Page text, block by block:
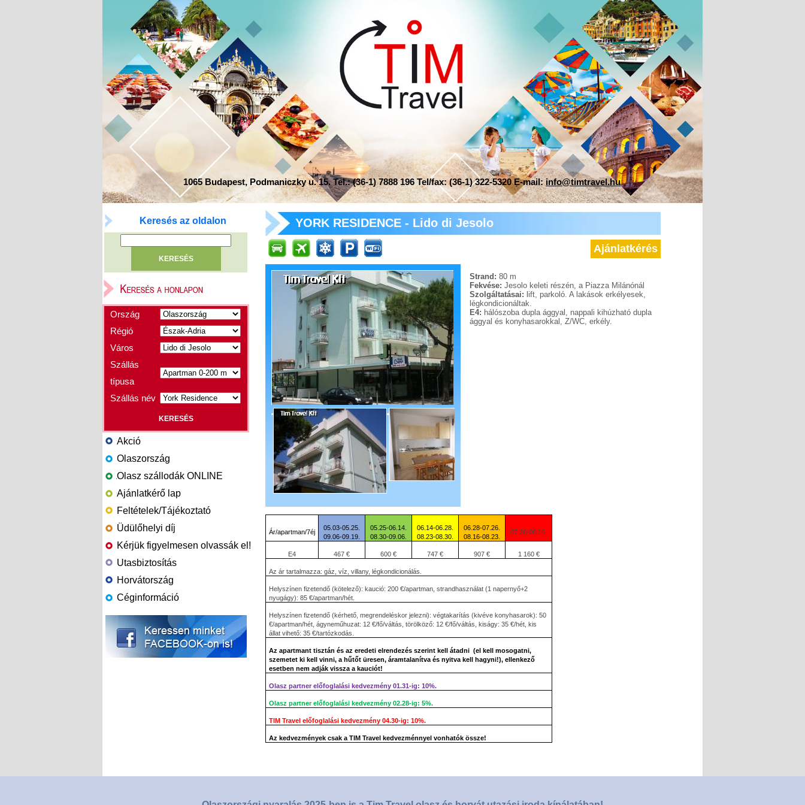
1065 Budapest, Podmaniczky u. 15. Tel.: (36-1) 7888 196 Tel/fax: (36-1) 322-5320 E-mail:info@timtravel.hu
YORK RESIDENCE - Lido di Jesolo
Strand: 80 m
Fekvése: Jesolo keleti részén, a Piazza Milánónál
Szolgáltatásai: lift, parkoló. A lakások erkélyesek,
légkondicionáltak.
E4: hálószoba dupla ággyal, nappali kihúzható dupla
ággyal és konyhasarokkal, Z/WC, erkély.
Ár/apartman/7éj
05.03-05.25.
09.06-09.19.
05.25-06.14.
08.30-09.06.
06.14-06.28.
08.23-08.30.
06.28-07.26.
08.16-08.23.
07.26-08.16.
E4 467 € 600 € 747 € 907 € 1 160 €
Az ár tartalmazza: gáz, víz, villany, légkondicionálás.
Helyszínen fizetendő (kötelező): kaució: 200 €/apartman, strandhasználat (1 napernyő+2
nyugágy): 85 €/apartman/hét.
Helyszínen fizetendő (kérhető, megrendeléskor jelezni): végtakarítás (kivéve konyhasarok): 50
€/apartman/hét, ágyneműhuzat: 12 €/fő/váltás, törölköző: 12 €/fő/váltás, kiságy: 35 €/hét, kis
állat vihető: 35 €/tartózkodás.
Az apartmant tisztán és az eredeti elrendezés szerint kell átadni (el kell mosogatni,
szemetet ki kell vinni, a hűtőt üresen, áramtalanítva és nyitva kell hagyni!), ellenkező
esetben nem adják vissza a kauciót!
Olasz partner előfoglalási kedvezmény 01.31-ig: 10%.
Olasz partner előfoglalási kedvezmény 02.28-ig: 5%.
TIM Travel előfoglalási kedvezmény 04.30-ig: 10%.
Az kedvezmények csak a TIM Travel kedvezménnyel vonhatók össze!
Keresés az oldalon
Ország
Régió
Város
Szállás
típusa
Szállás név
Akció
Olaszország
Olasz szállodák ONLINE
Ajánlatkérő lap
Feltételek/Tájékoztató
Üdülőhelyi díj
Kérjük figyelmesen olvassák el!
Utasbiztosítás
Horvátország
Céginformáció